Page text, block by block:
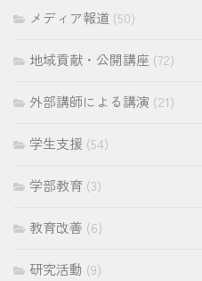
メディア報道 (50)
地域貢献・公開講座 (72)
外部講師による講演 (21)
学生支援 (54)
学部教育 (3)
教育改善 (6)
研究活動 (9)